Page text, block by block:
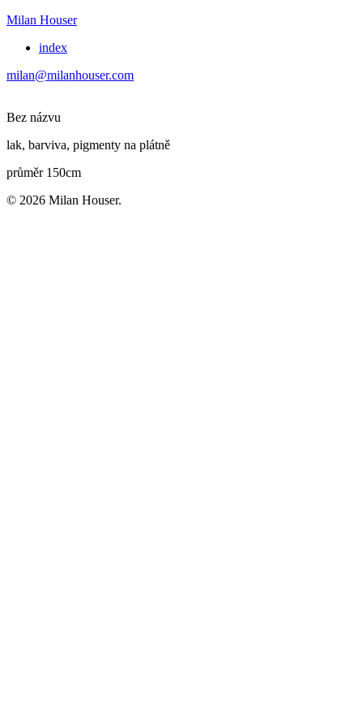
Milan Houser
index
milan@milanhouser.com
Bez názvu
lak, barviva, pigmenty na plátně
průměr 150cm
© 2026 Milan Houser.